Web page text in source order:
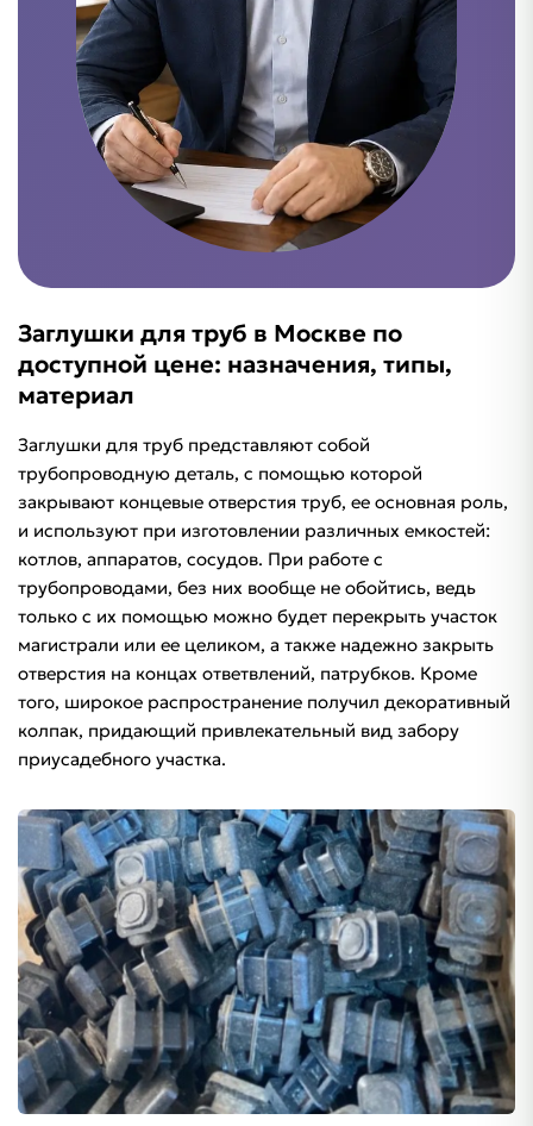
Заглушки для труб в Москве по
доступной цене: назначения, типы,
материал
Заглушки для труб представляют собой
трубопроводную деталь, с помощью которой
закрывают концевые отверстия труб, ее основная роль,
и используют при изготовлении различных емкостей:
котлов, аппаратов, сосудов. При работе с
трубопроводами, без них вообще не обойтись, ведь
только с их помощью можно будет перекрыть участок
магистрали или ее целиком, а также надежно закрыть
отверстия на концах ответвлений, патрубков. Кроме
того, широкое распространение получил декоративный
колпак, придающий привлекательный вид забору
приусадебного участка.